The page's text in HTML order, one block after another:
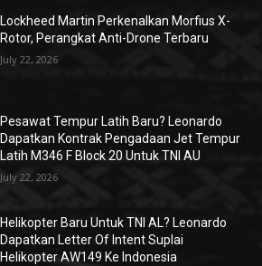
Lockheed Martin Perkenalkan Morfius X-
Rotor, Perangkat Anti-Drone Terbaru
July 22, 2026
Pesawat Tempur Latih Baru? Leonardo
Dapatkan Kontrak Pengadaan Jet Tempur
Latih M346 F Block 20 Untuk TNI AU
July 22, 2026
Helikopter Baru Untuk TNI AL? Leonardo
Dapatkan Letter Of Intent Suplai
Helikopter AW149 Ke Indonesia